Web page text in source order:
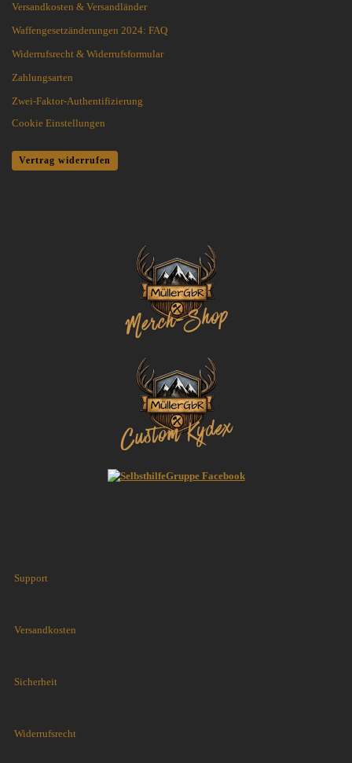
Versandkosten & Versandländer
Waffengesetzänderungen 2024: FAQ
Widerrufsrecht & Widerrufsformular
Zahlungsarten
Zwei-Faktor-Authentifizierung
Cookie Einstellungen
Vertrag widerrufen
Support
Versandkosten
Sicherheit
Widerrufsrecht